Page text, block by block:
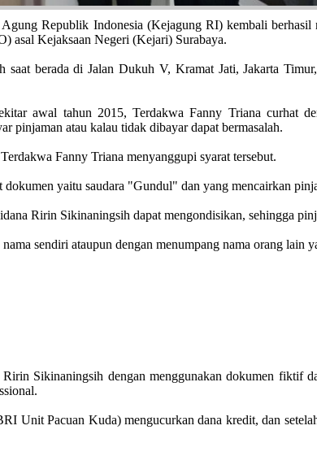
Republik Indonesia (Kejagung RI) kembali berhasil
asal Kejaksaan Negeri (Kejari) Surabaya.
saat berada di Jalan Dukuh V, Kramat Jati, Jakarta
awal tahun 2015, Terdakwa Fanny Triana curhat
pinjaman atau kalau tidak dibayar dapat bermasalah.
Fanny Triana menyanggupi syarat tersebut.
yaitu saudara "Gundul" dan yang mencairkan
Ririn Sikinaningsih dapat mengondisikan, sehingga
sendiri ataupun dengan menumpang nama orang lain
Sikinaningsih dengan menggunakan dokumen fiktif
Unit Pacuan Kuda) mengucurkan dana kredit, dan